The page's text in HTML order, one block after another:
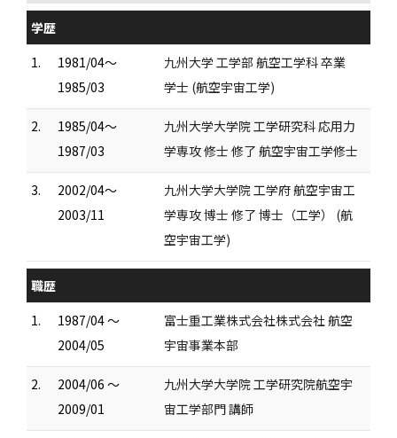
学歴
1.
1981/04～
1985/03
九州大学 工学部 航空工学科 卒業
学士 (航空宇宙工学)
2.
1985/04～
1987/03
九州大学大学院 工学研究科 応用力
学専攻 修士 修了 航空宇宙工学修士
3.
2002/04～
2003/11
九州大学大学院 工学府 航空宇宙工
学専攻 博士 修了 博士（工学） (航
空宇宙工学)
職歴
1.
1987/04 ～
2004/05
富士重工業株式会社株式会社 航空
宇宙事業本部
2.
2004/06 ～
2009/01
九州大学大学院 工学研究院航空宇
宙工学部門 講師